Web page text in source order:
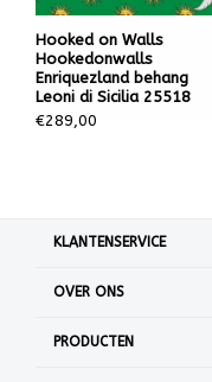
Hooked on Walls
Hookedonwalls
Enriquezland behang
Leoni di Sicilia 25518
€289,00
KLANTENSERVICE
OVER ONS
PRODUCTEN